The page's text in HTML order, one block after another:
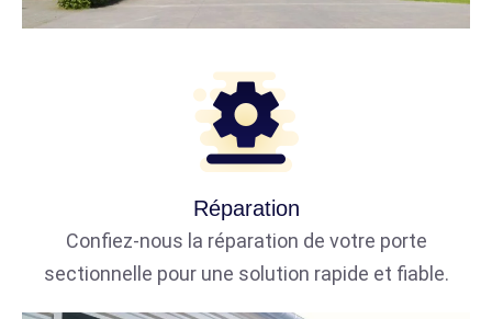
Réparation
Confiez-nous la réparation de votre porte
sectionnelle pour une solution rapide et fiable.